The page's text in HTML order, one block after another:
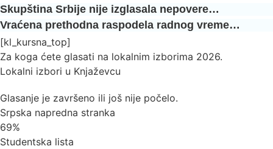
Skupština Srbije nije izglasala nepovere…
Vraćena prethodna raspodela radnog vreme…
[kl_kursna_top]
Za koga ćete glasati na lokalnim izborima 2026.
Lokalni izbori u Knjaževcu
Glasanje je završeno ili još nije počelo.
Srpska napredna stranka
69%
Studentska lista